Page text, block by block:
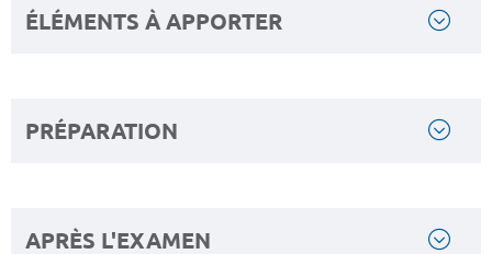
ÉLÉMENTS À APPORTER
PRÉPARATION
APRÈS L'EXAMEN